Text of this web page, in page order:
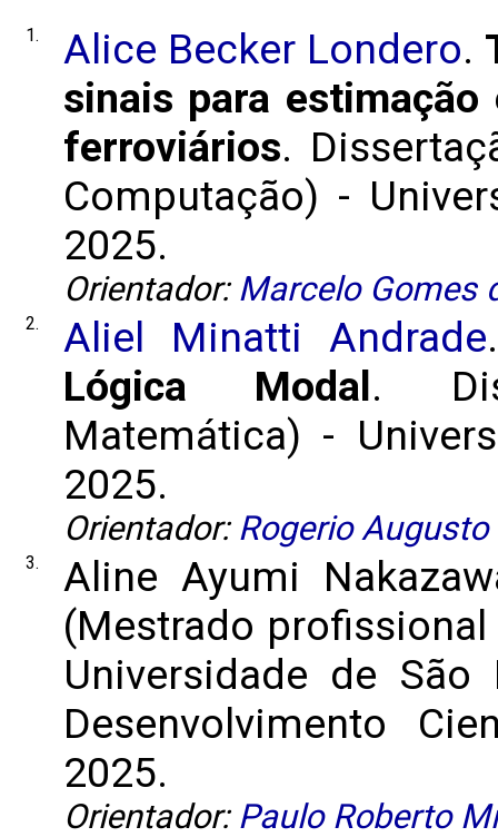
1. Alice Becker Londero.
sinais para
ferroviários.
Computação) -
2025.
Orientador: Marcelo Gomes
2. Aliel Minatti Andrade
Lógica Modal.
Matemática) -
2025.
Orientador: Rogerio
3.
Aline Ayumi
(Mestrado
Universidade de São
Desenvolvimento
2025.
Orientador: Paulo Roberto